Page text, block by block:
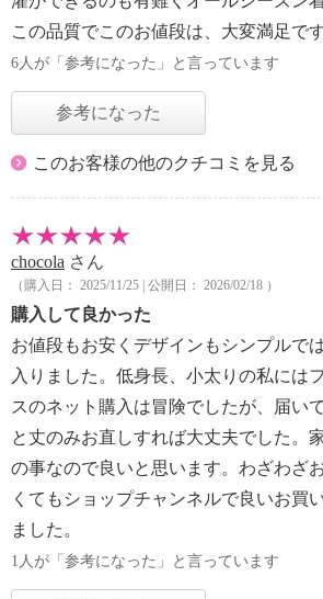
この品質でこのお値段は、大変満足です
6人が「参考になった」と言っています
参考になった
このお客様の他のクチコミを見る
chocola さん
（購入日： 2025/11/25 | 公開日： 2026/02/18 ）
購入して良かった
お値段もお安くデザインもシンプルで
入りました。低身長、小太りの私には
スのネット購入は冒険でしたが、届い
と丈のみお直しすれば大丈夫でした。
の事なので良いと思います。わざわざ
くてもショップチャンネルで良いお買
ました。
1人が「参考になった」と言っています